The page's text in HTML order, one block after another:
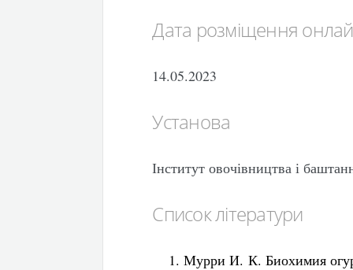
Дата розміщення
14.05.2023
Установа
Інститут овочівництва і
Список літератури
Мурри И. К. Биохимия